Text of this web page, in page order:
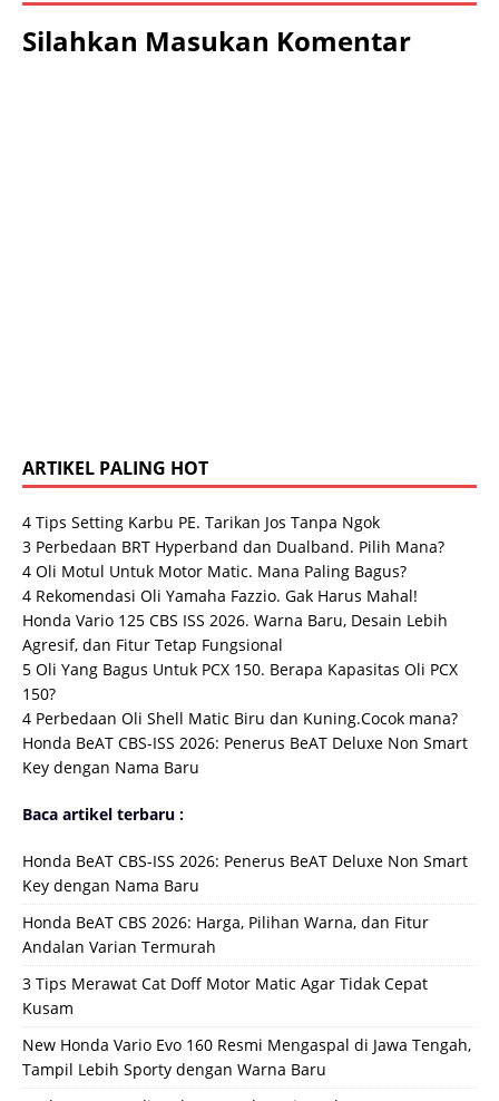
Silahkan Masukan Komentar
ARTIKEL PALING HOT
4 Tips Setting Karbu PE. Tarikan Jos Tanpa Ngok
3 Perbedaan BRT Hyperband dan Dualband. Pilih Mana?
4 Oli Motul Untuk Motor Matic. Mana Paling Bagus?
4 Rekomendasi Oli Yamaha Fazzio. Gak Harus Mahal!
Honda Vario 125 CBS ISS 2026. Warna Baru, Desain Lebih
Agresif, dan Fitur Tetap Fungsional
5 Oli Yang Bagus Untuk PCX 150. Berapa Kapasitas Oli PCX
150?
4 Perbedaan Oli Shell Matic Biru dan Kuning.Cocok mana?
Honda BeAT CBS-ISS 2026: Penerus BeAT Deluxe Non Smart
Key dengan Nama Baru
Baca artikel terbaru :
Honda BeAT CBS-ISS 2026: Penerus BeAT Deluxe Non Smart
Key dengan Nama Baru
Honda BeAT CBS 2026: Harga, Pilihan Warna, dan Fitur
Andalan Varian Termurah
3 Tips Merawat Cat Doff Motor Matic Agar Tidak Cepat
Kusam
New Honda Vario Evo 160 Resmi Mengaspal di Jawa Tengah,
Tampil Lebih Sporty dengan Warna Baru